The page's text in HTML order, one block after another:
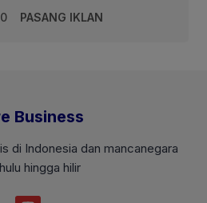
PASANG IKLAN
Business
di Indonesia dan mancanegara
hingga hilir